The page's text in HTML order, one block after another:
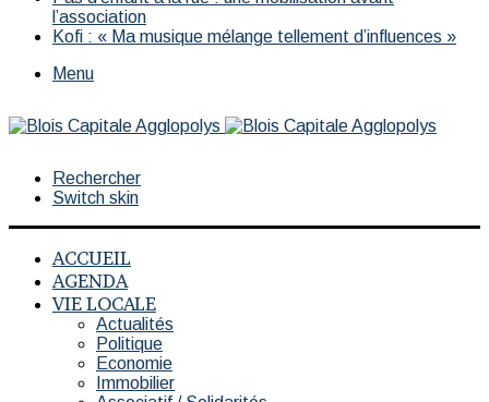
l’association
Kofi : « Ma musique mélange tellement d’influences »
Menu
Rechercher
Switch skin
ACCUEIL
AGENDA
VIE LOCALE
Actualités
Politique
Economie
Immobilier